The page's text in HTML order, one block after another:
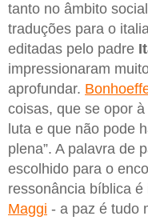
tanto no âmbito
traduções para o
editadas pelo padre
impressionaram
aprofundar.
coisas, que se opor
luta e que não pode
plena”. A palavra de
escolhido para o
ressonância bíblica é
Maggi - a paz é tudo